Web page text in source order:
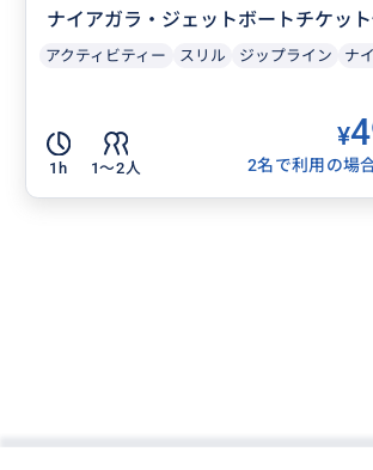
ナイアガラ・ジェットボートチケッ
アクティビティー スリル ジップライン ナ
1h 1〜2人
¥
2名で利用の場